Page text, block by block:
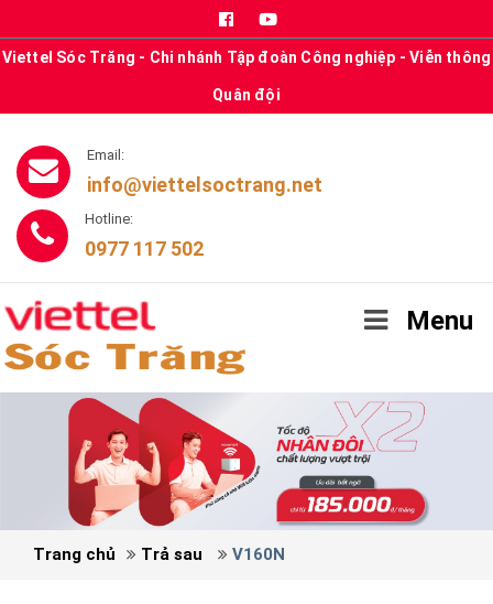
Viettel Sóc Trăng - Chi nhánh Tập đoàn Công nghiệp - Viễn thông
Quân đội
Email:
info@viettelsoctrang.net
Hotline:
0977 117 502
Menu
Trang chủ Trả sau V160N